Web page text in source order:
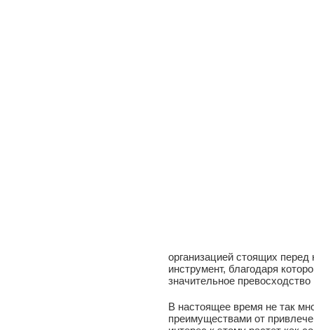
организацией стоящих перед
инструмент, благодаря
значительное
В настоящее время не так
преимуществами от